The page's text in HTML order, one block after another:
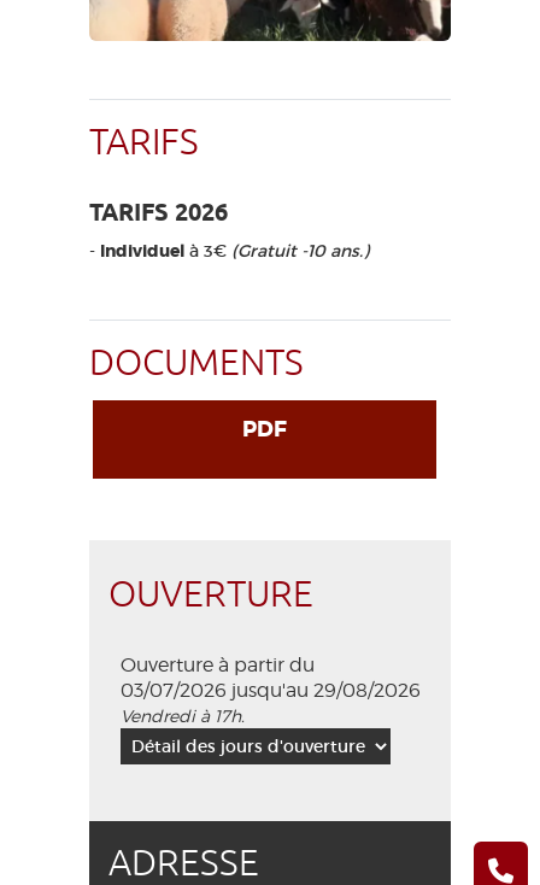
TARIFS
TARIFS 2026
- Individuel à 3€ (Gratuit -10 ans.)
DOCUMENTS
PDF
OUVERTURE
Ouverture à partir du
03/07/2026 jusqu'au 29/08/2026
Vendredi à 17h.
ADRESSE